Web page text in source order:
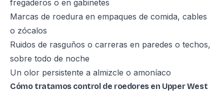
fregaderos o en gabinetes
Marcas de roedura en empaques de comida, cables
o zócalos
Ruidos de rasguños o carreras en paredes o techos,
sobre todo de noche
Un olor persistente a almizcle o amoníaco
Cómo tratamos control de roedores en Upper West